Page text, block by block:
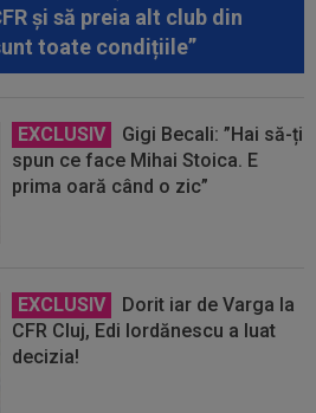
și să preia alt club din
toate condițiile”
EXCLUSIV
Gigi Becali: ”Hai să-ți
spun ce face Mihai Stoica. E
prima oară când o zic”
EXCLUSIV
Dorit iar de Varga la
CFR Cluj, Edi Iordănescu a luat
decizia!